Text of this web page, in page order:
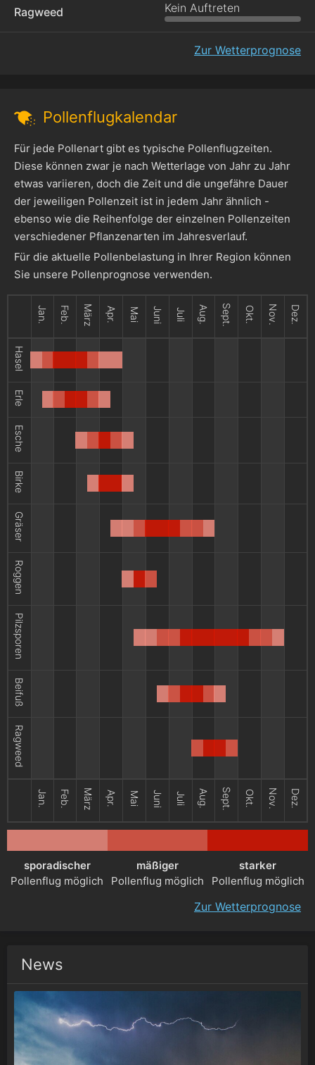
Ragweed Kein Auftreten
Zur Wetterprognose
Pollenflugkalendar
Für jede Pollenart gibt es typische Pollenflugzeiten.
Diese können zwar je nach Wetterlage von Jahr zu Jahr
etwas variieren, doch die Zeit und die ungefähre Dauer
der jeweiligen Pollenzeit ist in jedem Jahr ähnlich -
ebenso wie die Reihenfolge der einzelnen Pollenzeiten
verschiedener Pflanzenarten im Jahresverlauf.
Für die aktuelle Pollenbelastung in Ihrer Region können
Sie unsere Pollenprognose verwenden.
Jan. Feb. März Apr. Mai Juni Juli Aug. Sept. Okt. Nov. Dez.
Jan. Feb. März Apr. Mai Juni Juli Aug. Sept. Okt. Nov. Dez.
Hasel
Erle
Esche
Birke
Gräser
Roggen
Pilzsporen
Beifuß
Ragweed
sporadischer
Pollenflug möglich
mäßiger
Pollenflug möglich
starker
Pollenflug möglich
Zur Wetterprognose
News